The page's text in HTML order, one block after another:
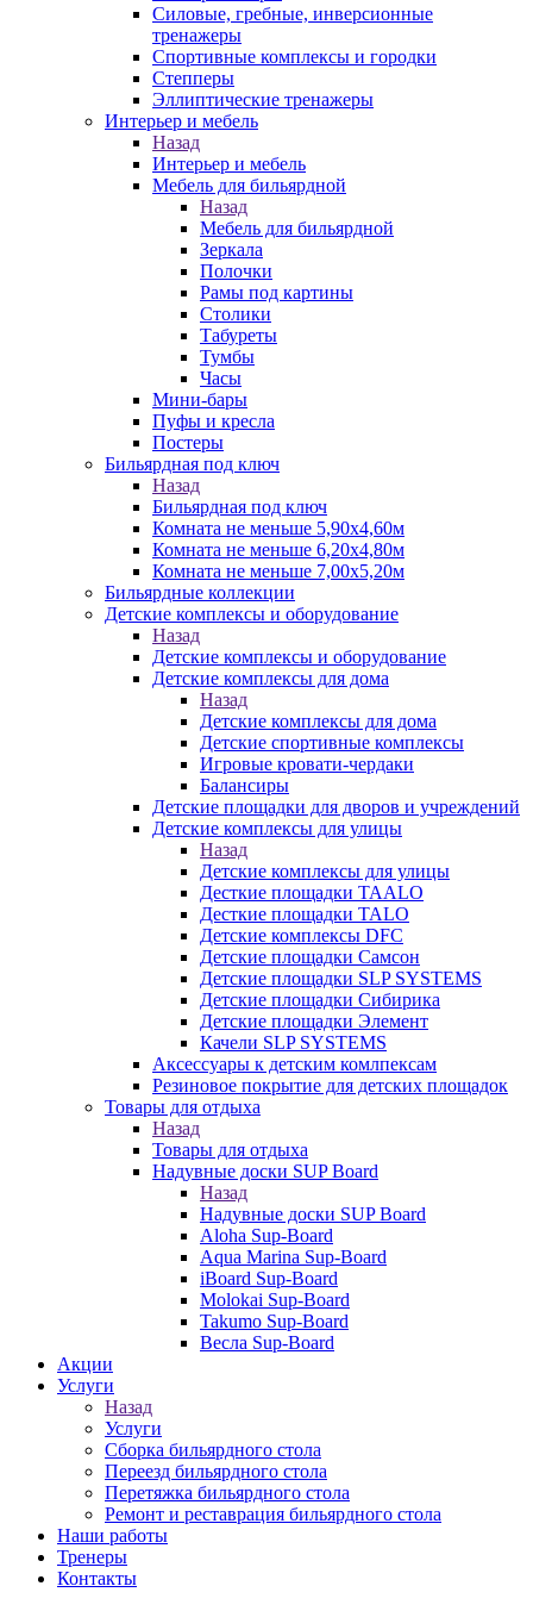
Силовые, гребные, инверсионные
тренажеры
Спортивные комплексы и городки
Степперы
Эллиптические тренажеры
Интерьер и мебель
Назад
Интерьер и мебель
Мебель для бильярдной
Назад
Мебель для бильярдной
Зеркала
Полочки
Рамы под картины
Столики
Табуреты
Тумбы
Часы
Мини-бары
Пуфы и кресла
Постеры
Бильярдная под ключ
Назад
Бильярдная под ключ
Комната не меньше 5,90х4,60м
Комната не меньше 6,20х4,80м
Комната не меньше 7,00х5,20м
Бильярдные коллекции
Детские комплексы и оборудование
Назад
Детские комплексы и оборудование
Детские комплексы для дома
Назад
Детские комплексы для дома
Детские спортивные комплексы
Игровые кровати-чердаки
Балансиры
Детские площадки для дворов и учреждений
Детские комплексы для улицы
Назад
Детские комплексы для улицы
Десткие площадки TAALO
Десткие площадки TALO
Детские комплексы DFC
Детские площадки Самсон
Детские площадки SLP SYSTEMS
Детские площадки Сибирика
Детские площадки Элемент
Качели SLP SYSTEMS
Аксессуары к детским комлпексам
Резиновое покрытие для детских площадок
Товары для отдыха
Назад
Товары для отдыха
Надувные доски SUP Board
Назад
Надувные доски SUP Board
Aloha Sup-Board
Aqua Marina Sup-Board
iBoard Sup-Board
Molokai Sup-Board
Takumo Sup-Board
Весла Sup-Board
Акции
Услуги
Назад
Услуги
Сборка бильярдного стола
Переезд бильярдного стола
Перетяжка бильярдного стола
Ремонт и реставрация бильярдного стола
Наши работы
Тренеры
Контакты